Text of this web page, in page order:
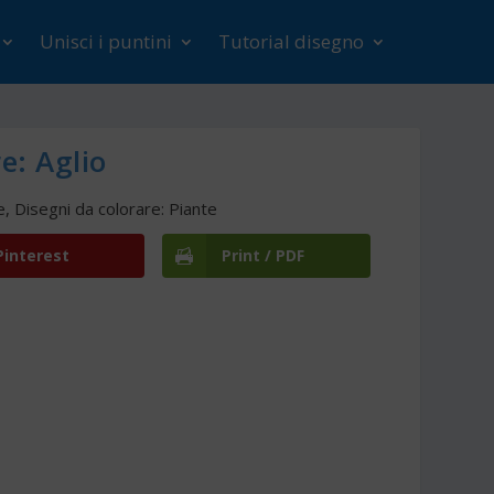
Unisci i puntini Tutorial disegno
Aglio
, Disegni da colorare: Piante
Print / PDF